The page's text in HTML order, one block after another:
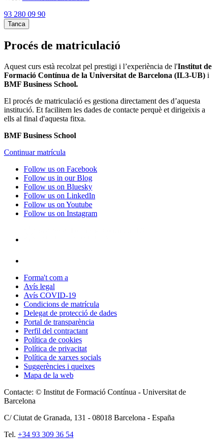
93 280 09 90
Tanca
Procés de matriculació
Aquest curs està recolzat pel prestigi i l’experiència de l'Institut de
Formació Contínua de la Universitat de Barcelona (IL3-UB) i
BMF Business School.
El procés de matriculació es gestiona directament des d’aquesta
institució. Et facilitem les dades de contacte perquè et dirigeixis a
ells al final d'aquesta fitxa.
BMF Business School
Continuar matrícula
Follow us on Facebook
Follow us in our Blog
Follow us on Bluesky
Follow us on LinkedIn
Follow us on Youtube
Follow us on Instagram
Forma't com a
Avís legal
Avís COVID-19
Condicions de matrícula
Delegat de protecció de dades
Portal de transparència
Perfil del contractant
Política de cookies
Política de privacitat
Política de xarxes socials
Suggerències i queixes
Mapa de la web
Contacte: © Institut de Formació Contínua - Universitat de
Barcelona
C/ Ciutat de Granada, 131 - 08018 Barcelona - España
Tel. +34 93 309 36 54